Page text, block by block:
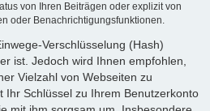
von Ihren Beiträgen oder explizit von
oder Benachrichtigungsfunktionen.
Verschlüsselung (Hash)
ist. Jedoch wird Ihnen empfohlen,
Vielzahl von Webseiten zu
Ihr Schlüssel zu Ihrem Benutzerkonto